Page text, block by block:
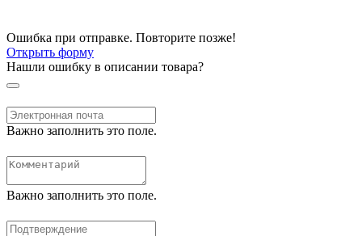
Ошибка при отправке. Повторите позже!
Открыть форму
Нашли ошибку в описании товара?
Важно заполнить это поле.
Важно заполнить это поле.